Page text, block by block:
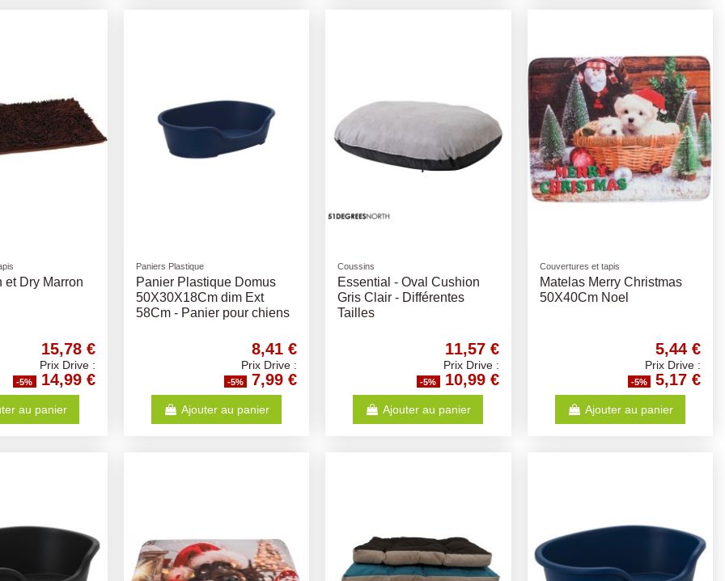
et Dry Marron
15,78 €
Prix Drive :
-5% 14,99 €
au panier
Paniers Plastique
Panier Plastique Domus
50X30X18Cm dim Ext
58Cm - Panier pour chiens
8,41 €
Prix Drive :
-5% 7,99 €
Ajouter au panier
Coussins
Essential - Oval Cushion
Gris Clair - Différentes
Tailles
11,57 €
Prix Drive :
-5% 10,99 €
Ajouter au panier
Couvertures et tapis
Matelas Merry Christmas
50X40Cm Noel
5,44 €
Prix Drive :
-5% 5,17 €
Ajouter au panier